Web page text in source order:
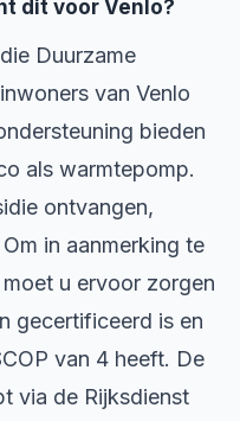
dit voor Venlo?
Duurzame
van Venlo
bieden
als warmtepomp.
ontvangen,
in aanmerking te
u ervoor zorgen
gecertificeerd is en
van 4 heeft. De
via de Rijksdienst